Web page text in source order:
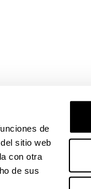
de
sitio web
con otra
de sus